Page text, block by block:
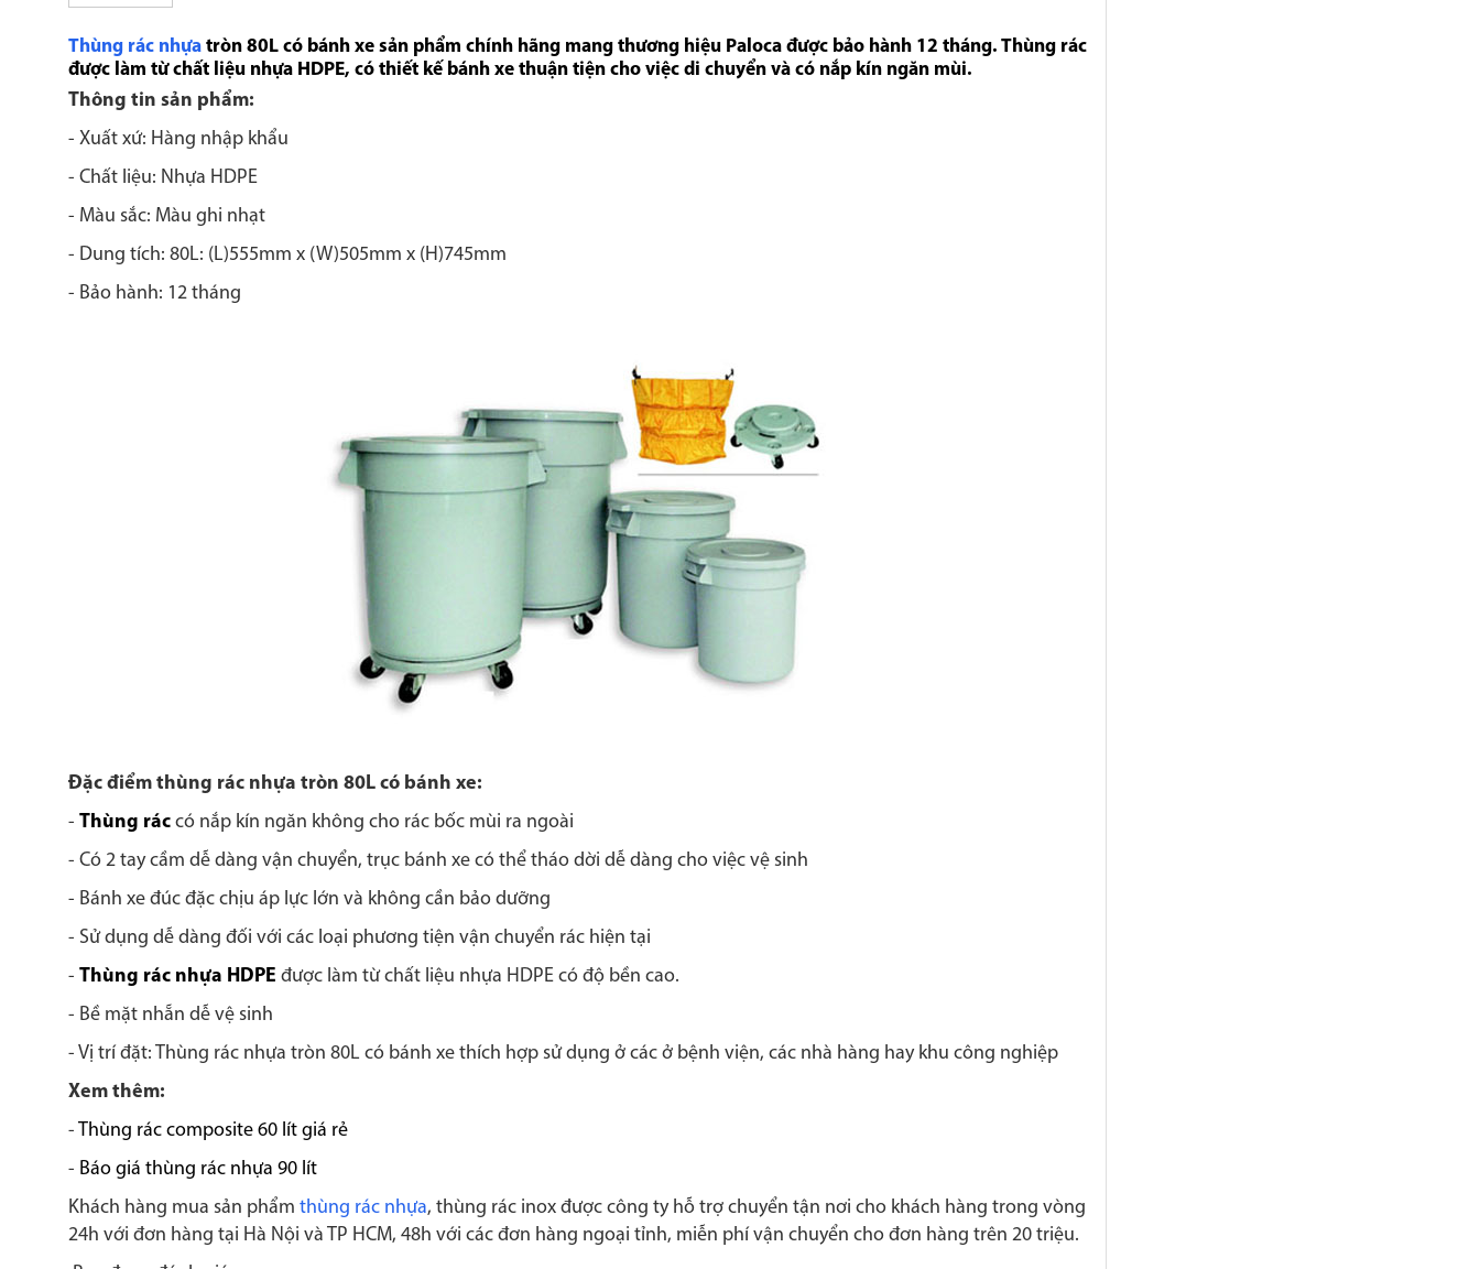
Thùng rác nhựa tròn 80L có bánh xe sản phẩm chính hãng mang thương hiệu Paloca được bảo hành 12 tháng. Thùng rác
được làm từ chất liệu nhựa HDPE, có thiết kế bánh xe thuận tiện cho việc di chuyển và có nắp kín ngăn mùi.
Thông tin sản phẩm:
- Xuất xứ: Hàng nhập khẩu
- Chất liệu: Nhựa HDPE
- Màu sắc: Màu ghi nhạt
- Dung tích: 80L: (L)555mm x (W)505mm x (H)745mm
- Bảo hành: 12 tháng
Đặc điểm thùng rác nhựa tròn 80L có bánh xe:
- Thùng rác có nắp kín ngăn không cho rác bốc mùi ra ngoài
- Có 2 tay cầm dễ dàng vận chuyển, trục bánh xe có thể tháo dời dễ dàng cho việc vệ sinh
- Bánh xe đúc đặc chịu áp lực lớn và không cần bảo dưỡng
- Sử dụng dễ dàng đối với các loại phương tiện vận chuyển rác hiện tại
- Thùng rác nhựa HDPE được làm từ chất liệu nhựa HDPE có độ bền cao.
- Bề mặt nhẵn dễ vệ sinh
- Vị trí đặt: Thùng rác nhựa tròn 80L có bánh xe thích hợp sử dụng ở các ở bệnh viện, các nhà hàng hay khu công nghiệp
Xem thêm:
- Thùng rác composite 60 lít giá rẻ
- Báo giá thùng rác nhựa 90 lít
Khách hàng mua sản phẩm thùng rác nhựa, thùng rác inox được công ty hỗ trợ chuyển tận nơi cho khách hàng trong vòng
24h với đơn hàng tại Hà Nội và TP HCM, 48h với các đơn hàng ngoại tỉnh, miễn phí vận chuyển cho đơn hàng trên 20 triệu.